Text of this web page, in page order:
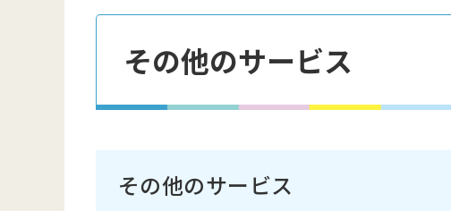
その他のサービス
その他のサービス